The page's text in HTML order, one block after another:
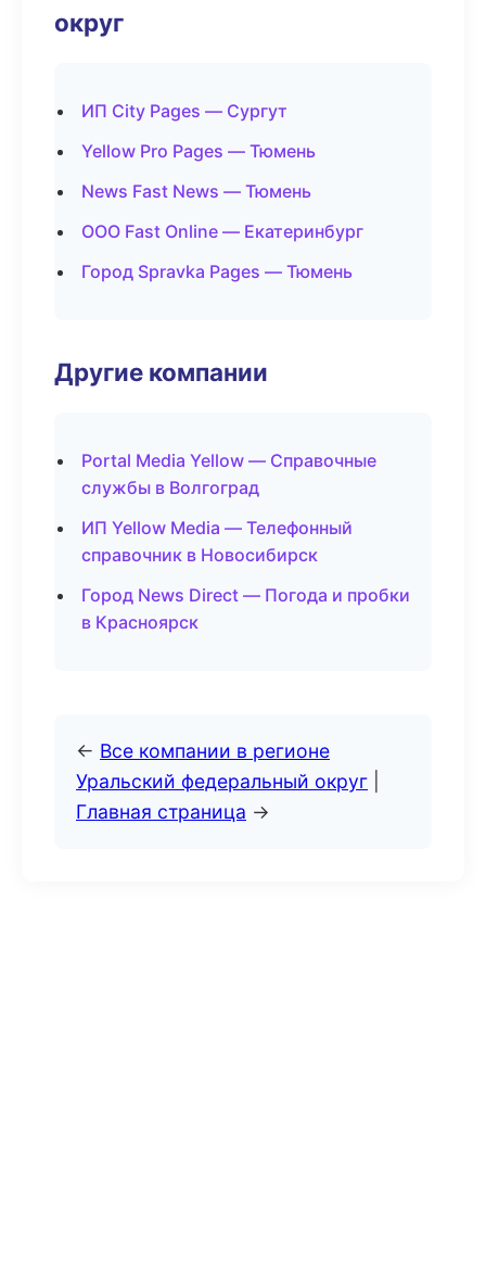
округ
ИП City Pages — Сургут
Yellow Pro Pages — Тюмень
News Fast News — Тюмень
ООО Fast Online — Екатеринбург
Город Spravka Pages — Тюмень
Другие компании
Portal Media Yellow — Справочные
службы в Волгоград
ИП Yellow Media — Телефонный
справочник в Новосибирск
Город News Direct — Погода и пробки
в Красноярск
← Все компании в регионе
Уральский федеральный округ
Главная страница →